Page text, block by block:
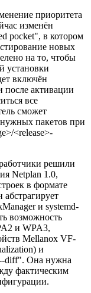
приоритета
изменён
pocket", в котором
новых
на то, чтобы
установки
включён
после активации
все
сможет
пакетов при
<release>-
решили
Netplan 1.0,
в формате
и systemd-
возможность
и WPA3,
Mellanox VF-
и
--diff". Она нужна
фактическим